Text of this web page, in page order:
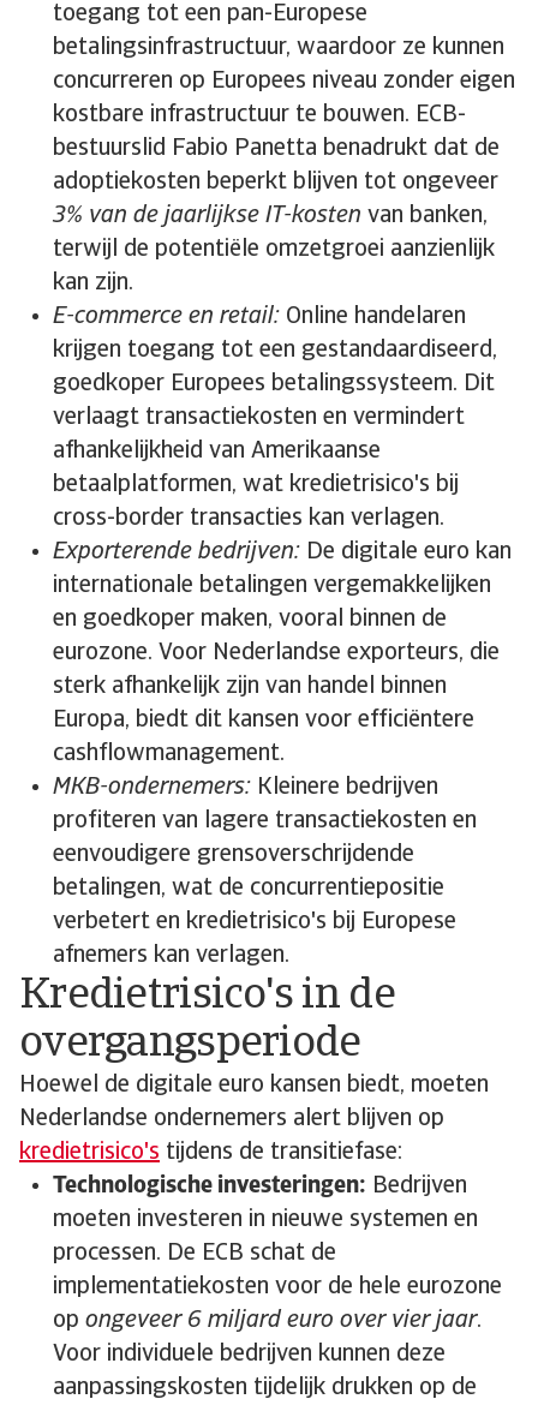
toegang tot een pan-Europese
betalingsinfrastructuur, waardoor ze kunnen
concurreren op Europees niveau zonder eigen
kostbare infrastructuur te bouwen. ECB-
bestuurslid Fabio Panetta benadrukt dat de
adoptiekosten beperkt blijven tot ongeveer
3% van de jaarlijkse IT-kosten van banken,
terwijl de potentiële omzetgroei aanzienlijk
kan zijn.
E-commerce en retail: Online handelaren
krijgen toegang tot een gestandaardiseerd,
goedkoper Europees betalingssysteem. Dit
verlaagt transactiekosten en vermindert
afhankelijkheid van Amerikaanse
betaalplatformen, wat kredietrisico's bij
cross-border transacties kan verlagen.
Exporterende bedrijven: De digitale euro kan
internationale betalingen vergemakkelijken
en goedkoper maken, vooral binnen de
eurozone. Voor Nederlandse exporteurs, die
sterk afhankelijk zijn van handel binnen
Europa, biedt dit kansen voor efficiëntere
cashflowmanagement.
MKB-ondernemers: Kleinere bedrijven
profiteren van lagere transactiekosten en
eenvoudigere grensoverschrijdende
betalingen, wat de concurrentiepositie
verbetert en kredietrisico's bij Europese
afnemers kan verlagen.
Kredietrisico's in de
overgangsperiode
Hoewel de digitale euro kansen biedt, moeten
Nederlandse ondernemers alert blijven op
kredietrisico's tijdens de transitiefase:
Technologische investeringen: Bedrijven
moeten investeren in nieuwe systemen en
processen. De ECB schat de
implementatiekosten voor de hele eurozone
op ongeveer 6 miljard euro over vier jaar.
Voor individuele bedrijven kunnen deze
aanpassingskosten tijdelijk drukken op de